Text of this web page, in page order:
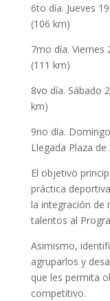
6to día. Jueves
(106 km)
7mo día. Viernes
(111 km)
8vo día. Sábado
km)
9no día.
Llegada Plaza
El objetivo
práctica
la integración de
talentos al
Asimismo,
agruparlos y
que les permita
competitivo.